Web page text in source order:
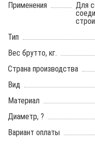
Применения
Для
Тип
Вес брутто, кг.
Страна производства
Вид
Материал
Диаметр, ?
Вариант оплаты